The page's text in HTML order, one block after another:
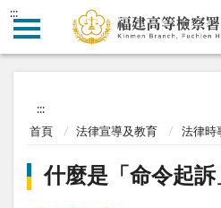
:::
:::
首頁 法律宣導及教育 法律時
什麼是「命令起訴